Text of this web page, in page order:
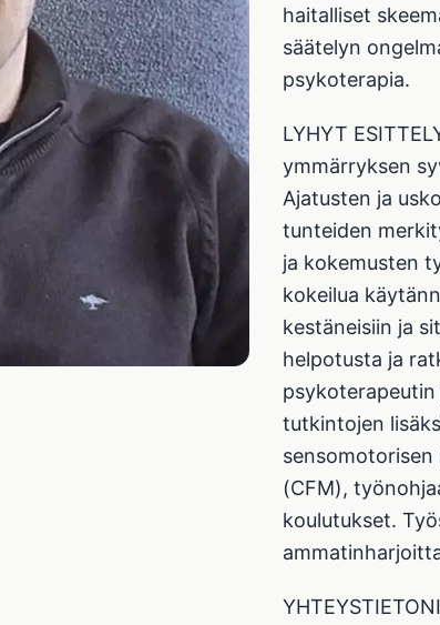
haitalliset
säätelyn
psykoterapia.
LYHYT
ymmärryksen
Ajatusten ja
tunteiden
ja kokemusten
kokeilua
kestäneisiin ja
helpotusta ja
tutkintojen
(CFM),
koulutukset.